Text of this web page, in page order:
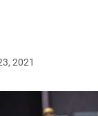
2021